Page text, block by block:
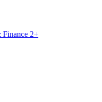
Finance 2+